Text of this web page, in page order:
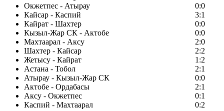
Окжетпес - Атырау
0:0
Кайсар - Каспий
3:1
Кайрат - Шахтер
0:0
Кызыл-Жар СК - Актобе
0:0
Махтаарал - Аксу
2:0
Шахтер - Кайсар
2:2
Жетысу - Кайрат
1:2
Астана - Тобол
2:1
Атырау - Кызыл-Жар СК
0:0
Актобе - Ордабасы
2:1
Аксу - Окжетпес
0:1
Каспий - Махтаарал
0:2